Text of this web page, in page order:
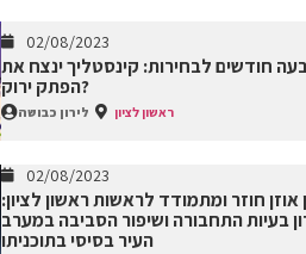
02/08/2023
חודשים לבחירות: קינסטליך ינצח את
הפתק ירוק?
לירון כבושה ראשון לציון
02/08/2023
אוזן חוזר ומתמודד לראשות ראשון לציון:
בעיות התחבורה ושיפור הסביבה במערב
העיר בסיסי בתוכניתו